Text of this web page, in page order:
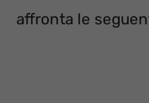
affronta le